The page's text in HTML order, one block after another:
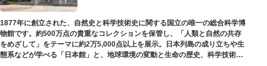
東叡山（とうえいざん）という山号は、東の「比叡山延暦寺」を意味してお
り、比叡山や京都の有名寺院になぞらえて上野の山に数多くの堂舎が建立さ
れました。本尊は薬師瑠璃光如来（やくしるりこうにょらい）で、伝教大師
最澄が自ら彫ったと伝えられる秘仏です。徳川歴代将軍の祈祷寺と菩提寺を
兼ね、御霊廟には6名の将軍が埋葬されています。
1877年に創立された、自然史と科学技術史に関する国立の唯一の総合科学博
物館です。約500万点の貴重なコレクションを保管し、「人類と自然の共存
をめざして」をテーマに約2万5,000点以上を展示。日本列島の成り立ちや生
態系などが学べる「日本館」と、地球環境の変動と生命の歴史、科学技術の